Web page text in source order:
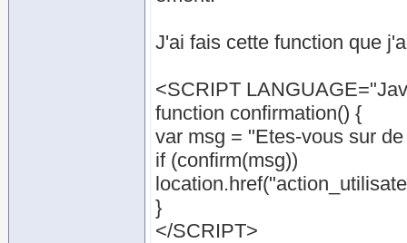
J'ai fais cette function que
<SCRIPT
function confirmation() {
var msg = "Etes-vous sur
if (confirm(msg))
}
</SCRIPT>